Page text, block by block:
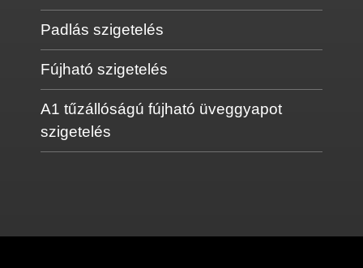
Padlás szigetelés
Fújható szigetelés
A1 tűzállóságú fújható üveggyapot
szigetelés